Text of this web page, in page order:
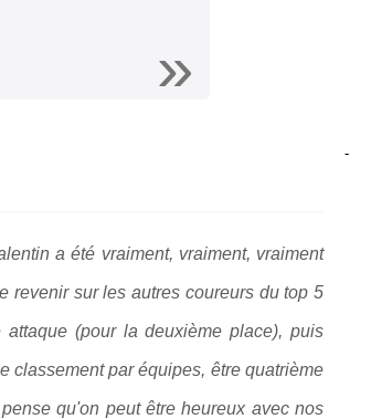
a été vraiment, vraiment, vraiment
revenir sur les autres coureurs du top 5
(pour la deuxième place), puis
classement par équipes, être quatrième
qu'on peut être heureux avec nos
-